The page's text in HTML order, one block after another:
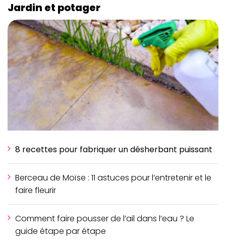
Jardin et potager
8 recettes pour fabriquer un désherbant puissant
Berceau de Moïse : 11 astuces pour l’entretenir et le
faire fleurir
Comment faire pousser de l’ail dans l’eau ? Le
guide étape par étape